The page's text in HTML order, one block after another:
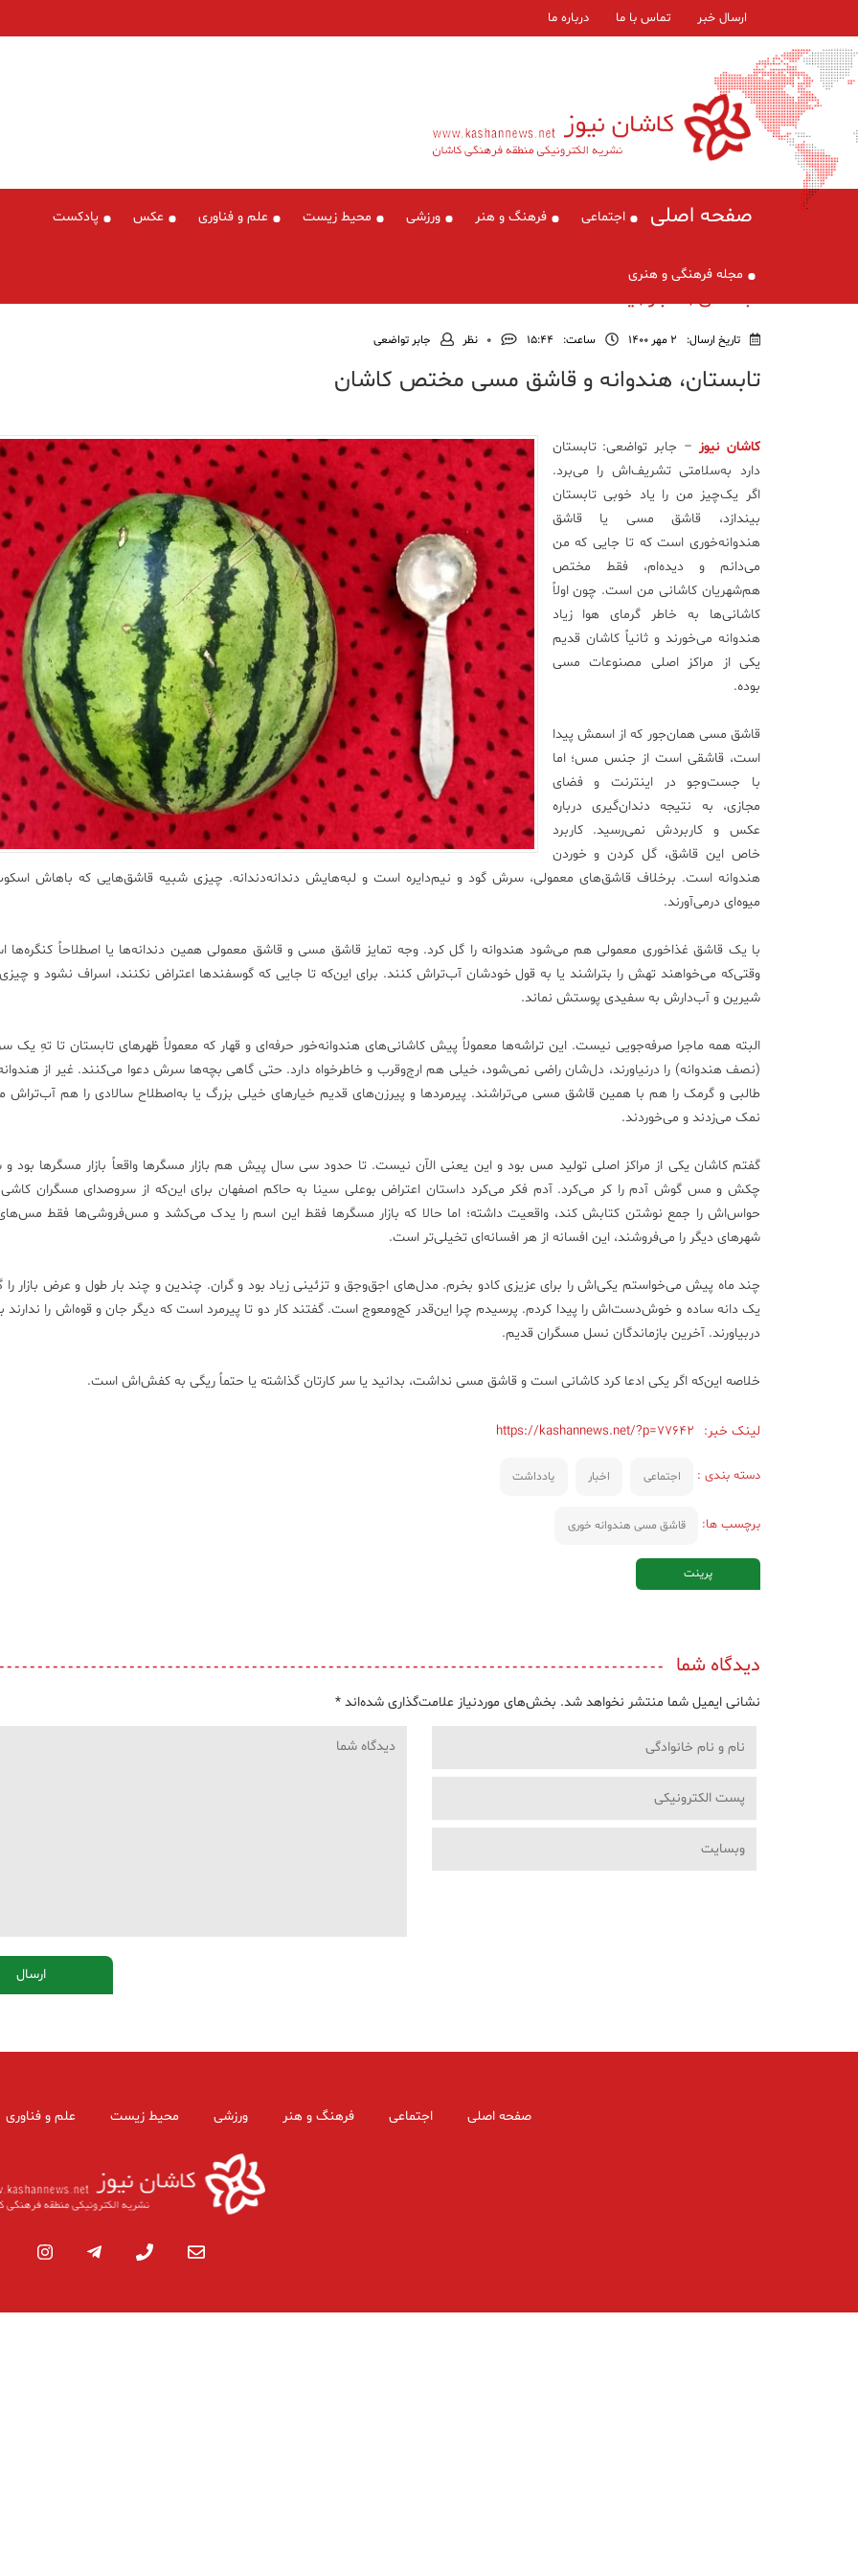
ارسال خبر تماس با ما درباره ما
صفحه اصلی اجتماعی فرهنگ و هنر ورزشی محیط زیست علم و فناوری عکس پادکست
مجله فرهنگی و هنری
اجتماعی , اخبار , یادداشت
تاریخ ارسال: 2 مهر 1400 ساعت: ۱۵:۴۴ 0 نظر جابر تواضعی
تابستان، هندوانه و قاشق مسی مختص کاشان
کاشان نیوز – جابر تواضعی:تابستان
دارد به‌سلامتی تشریف‌اش را می‌برد.
اگر یک‌چیز من را یاد خوبی تابستان
بیندازد، قاشق مسی یا قاشق
هندوانه‌خوری است که تا جایی که من
می‌دانم و دیده‌ام، فقط مختص
هم‌شهریان کاشانی من است. چون اولاً
کاشانی‌ها به خاطر گرمای هوا زیاد
هندوانه می‌خورند و ثانیاً کاشان قدیم
یکی از مراکز اصلی مصنوعات مسی
بوده.
قاشق مسی همان‌جور که از اسمش پیدا
است، قاشقی است از جنس مس؛ اما
با جست‌وجو در اینترنت و فضای
مجازی، به نتیجه دندان‌گیری درباره
عکس و کاربردش نمی‌رسید. کاربرد
خاص این قاشق، گل کردن و خوردن
هندوانه است. برخلاف قاشق‌های معمولی، سرش گود و نیم‌دایره است و لبه‌هایش دندانه‌دندانه. چیزی شبیه قاشق‌هایی که باهاش
میوه‌ای درمی‌آورند.
با یک قاشق غذاخوری معمولی هم می‌شود هندوانه را گل کرد. وجه تمایز قاشق مسی و قاشق معمولی همین دندانه‌ها یا اصطلاحاً کنگره‌ها
وقتی‌که می‌خواهند تهش را بتراشند یا به قول خودشان آب‌تراش کنند. برای این‌که تا جایی که گوسفندها اعتراض نکنند، اسراف نشود و
شیرین و آب‌دارش به سفیدی پوستش نماند.
البته همه ماجرا صرفه‌جویی نیست. این تراشه‌ها معمولاً پیش کاشانی‌های هندوانه‌خور حرفه‌ای و قهار که معمولاً ظهرهای تابستان تا تهِ یک
(نصف هندوانه) را درنیاورند، دل‌شان راضی نمی‌شود، خیلی هم ارج‌وقرب و خاطرخواه دارد. حتی گاهی بچه‌ها سرش دعوا می‌کنند. غیر از
طالبی و گرمک را هم با همین قاشق مسی می‌تراشند. پیرمردها و پیرزن‌های قدیم خیارهای خیلی بزرگ یا به‌اصطلاح سالادی را هم آب‌تراش
نمک می‌زدند و می‌خوردند.
گفتم کاشان یکی از مراکز اصلی تولید مس بود و این یعنی الآن نیست. تا حدود سی سال پیش هم بازار مسگرها واقعاً بازار مسگرها بود
چکش و مس گوش آدم را کر می‌کرد. آدم فکر می‌کرد داستان اعتراض بوعلی سینا به حاکم اصفهان برای این‌که از سروصدای مسگران کاشی
حواس‌اش را جمع نوشتن کتابش کند، واقعیت داشته؛ اما حالا که بازار مسگرها فقط این اسم را یدک می‌کشد و مس‌فروشی‌ها فقط
شهرهای دیگر را می‌فروشند، این افسانه از هر افسانه‌ای تخیلی‌تر است.
چند ماه پیش می‌خواستم یکی‌اش را برای عزیزی کادو بخرم. مدل‌های اجق‌وجق و تزئینی زیاد بود و گران. چندین و چند بار طول و عرض بازار را
یک دانه ساده و خوش‌دست‌اش را پیدا کردم. پرسیدم چرا این‌قدر کج‌ومعوج است. گفتند کار دو تا پیرمرد است که دیگر جان و قوه‌اش را ندارند
دربیاورند. آخرین بازماندگان نسل مسگران قدیم.
خلاصه این‌که اگر یکی ادعا کرد کاشانی است و قاشق مسی نداشت، بدانید یا سر کارتان گذاشته یا حتماً ریگی به کفش‌اش است.
لینک خبر: https://kashannews.net/?p=77642
دسته بندی : اجتماعی اخبار یادداشت
برچسب ها: قاشق مسی هندوانه خوری
پرینت
دیدگاه شما
نشانی ایمیل شما منتشر نخواهد شد. بخش‌های موردنیاز علامت‌گذاری شده‌اند *
صفحه اصلی اجتماعی فرهنگ و هنر ورزشی محیط زیست علم و فناوری